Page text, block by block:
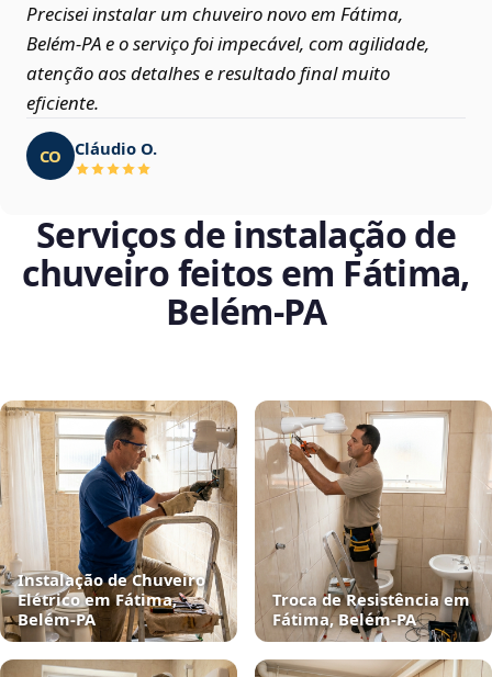
Precisei instalar um chuveiro novo em Fátima,
Belém‑PA e o serviço foi impecável, com agilidade,
atenção aos detalhes e resultado final muito
eficiente.
CO Cláudio O.
Serviços de instalação de
chuveiro feitos em Fátima,
Belém‑PA
Instalação de Chuveiro
Elétrico em Fátima,
Belém‑PA
Troca de Resistência em
Fátima, Belém‑PA